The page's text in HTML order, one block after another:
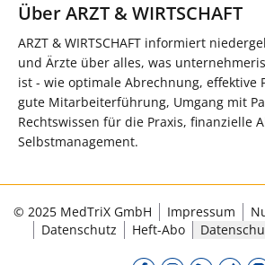
Über ARZT & WIRTSCHAFT
ARZT & WIRTSCHAFT informiert
und Ärzte über alles, was
ist - wie optimale Abrechnung, effektive
gute Mitarbeiterführung, Umgang mit
Rechtswissen für die Praxis, finanzielle
Selbstmanagement.
© 2025 MedTriX GmbH Impressum
Datenschutz
Heft-Abo